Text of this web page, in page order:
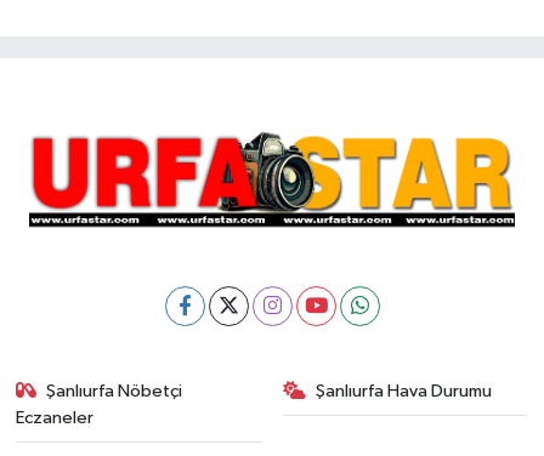
Şanlıurfa Nöbetçi
Eczaneler
Şanlıurfa Hava Durumu